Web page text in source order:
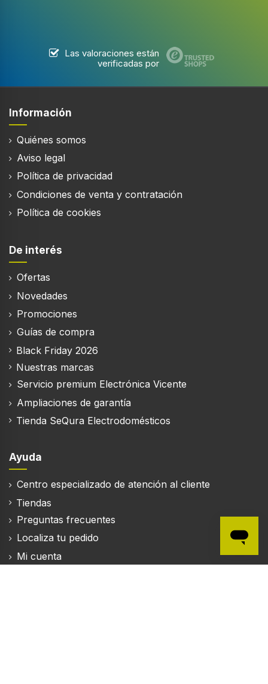
Las valoraciones están
verificadas por
Información
Quiénes somos
Aviso legal
Política de privacidad
Condiciones de venta y contratación
Política de cookies
De interés
Ofertas
Novedades
Promociones
Guías de compra
Black Friday 2026
Nuestras marcas
Servicio premium Electrónica Vicente
Ampliaciones de garantía
Tienda SeQura Electrodomésticos
Ayuda
Centro especializado de atención al cliente
Tiendas
Preguntas frecuentes
Localiza tu pedido
Mi cuenta